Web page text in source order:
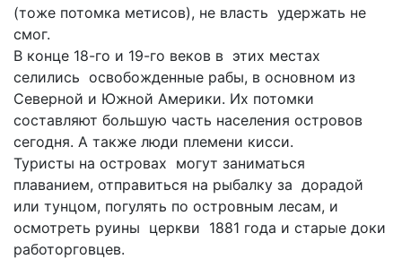
(тоже потомка метисов), не власть удержать не
смог.
В конце 18-го и 19-го веков в этих местах
селились освобожденные рабы, в основном из
Северной и Южной Америки. Их потомки
составляют большую часть населения островов
сегодня. А также люди племени кисси.
Туристы на островах могут заниматься
плаванием, отправиться на рыбалку за дорадой
или тунцом, погулять по островным лесам, и
осмотреть руины церкви 1881 года и старые доки
работорговцев.